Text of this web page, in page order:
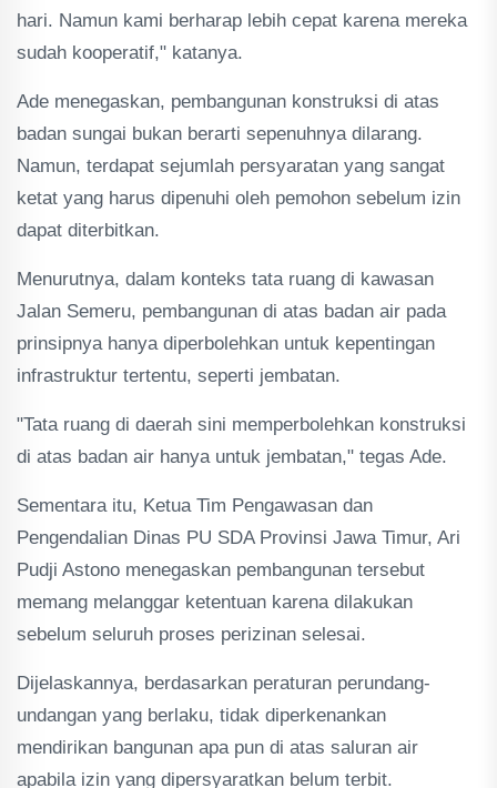
hari. Namun kami berharap lebih cepat karena mereka
sudah kooperatif," katanya.
Ade menegaskan, pembangunan konstruksi di atas
badan sungai bukan berarti sepenuhnya dilarang.
Namun, terdapat sejumlah persyaratan yang sangat
ketat yang harus dipenuhi oleh pemohon sebelum izin
dapat diterbitkan.
Menurutnya, dalam konteks tata ruang di kawasan
Jalan Semeru, pembangunan di atas badan air pada
prinsipnya hanya diperbolehkan untuk kepentingan
infrastruktur tertentu, seperti jembatan.
"Tata ruang di daerah sini memperbolehkan konstruksi
di atas badan air hanya untuk jembatan," tegas Ade.
Sementara itu, Ketua Tim Pengawasan dan
Pengendalian Dinas PU SDA Provinsi Jawa Timur, Ari
Pudji Astono menegaskan pembangunan tersebut
memang melanggar ketentuan karena dilakukan
sebelum seluruh proses perizinan selesai.
Dijelaskannya, berdasarkan peraturan perundang-
undangan yang berlaku, tidak diperkenankan
mendirikan bangunan apa pun di atas saluran air
apabila izin yang dipersyaratkan belum terbit.